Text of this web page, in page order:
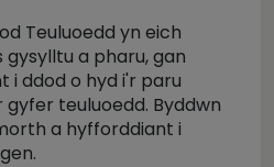
Teuluoedd yn eich
a pharu, gan
i ddod o hyd i'r paru
teuluoedd. Byddwn
a hyfforddiant i